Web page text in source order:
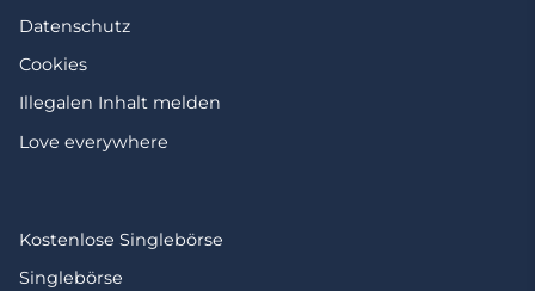
Datenschutz
Cookies
Illegalen Inhalt melden
Love everywhere
Kostenlose Singlebörse
Singlebörse